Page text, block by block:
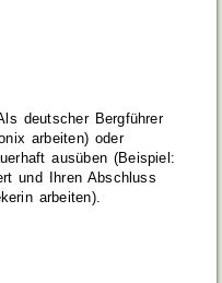
deutscher Bergführer
arbeiten)oder
ausüben(Beispiel:
und Ihren Abschluss
arbeiten).